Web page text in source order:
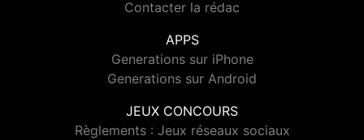
Contacter la rédac
APPS
Generations sur iPhone
Generations sur Android
JEUX CONCOURS
Règlements : Jeux réseaux sociaux